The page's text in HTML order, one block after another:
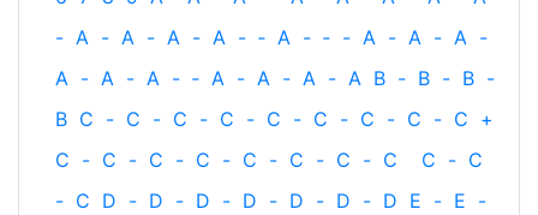
- A - A - A - A - ‐ A - ‐ - A - A - A -
A - A - A - ‐ A - A - A - A B - B - B -
B C - C - C - C - C - C - C - C - C +
C - C - C - C - C - C - C - C C - C
- C D - D - D - D - D - D - D E - E -